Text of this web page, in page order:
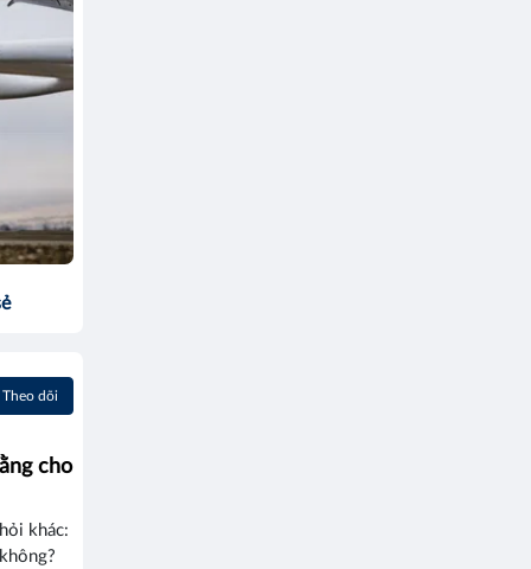
Theo dõi
cho
khác: